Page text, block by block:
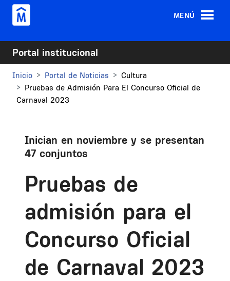
Pasar al contenido principal
MENÚ
Portal institucional
Inicio Portal de Noticias
Cultura
Pruebas de Admisión Para El Concurso Oficial de
Carnaval 2023
Inician en noviembre y se presentan
47 conjuntos
Pruebas de
admisión para el
Concurso Oficial
de Carnaval 2023